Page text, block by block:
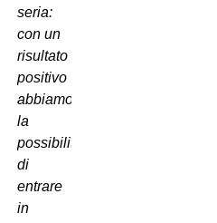
seria:
con un
risultato
positivo
abbiamo
la
possibilità
di
entrare
in